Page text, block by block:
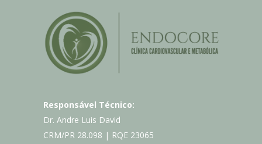
Responsável Técnico:
Dr. Andre Luis David
CRM/PR 28.098 | RQE 23065